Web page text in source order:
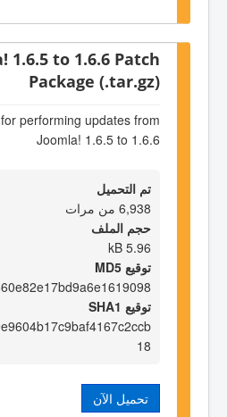
1.6.5 to 1.6.6 Patch
Package (.tar.gz)
performing updates from
Joomla! 1.6.5 to 1.6.6
تم التحميل
6,938 من مرات
حجم الملف
5.96 kB
توقيع MD5
توقيع SHA1
18
تحميل الآن